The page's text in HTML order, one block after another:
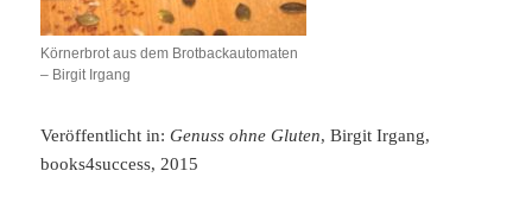
Körnerbrot aus dem Brotbackautomaten
– Birgit Irgang
Veröffentlicht in:Genuss ohne Gluten, Birgit Irgang,
books4success, 2015